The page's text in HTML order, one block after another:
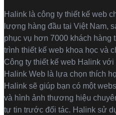
Halink là công ty thiết kế web
lượng hàng đầu tại Việt Nam,
phục vụ hơn 7000 khách
trình thiết kế web khoa học và
Công ty thiết kế web Halink
Halink Web là lựa chọn thích
Halink sẽ giúp bạn có một
và hình ảnh thương hiệu
tự tin trước đối tác. Halink sử